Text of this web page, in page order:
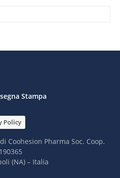
Stampa
Policy
Coohesion Pharma Soc. Coop.
(NA) – It​alia